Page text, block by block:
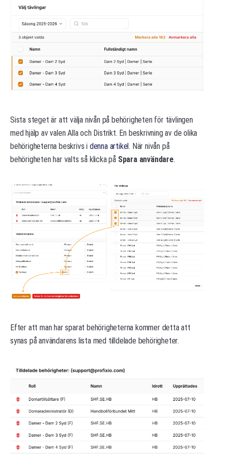
Sista steget är att välja nivån på behörigheten för tävlingen
med hjälp av valen Alla och Distrikt. En beskrivning av de olika
behörigheterna beskrivs i denna artikel. När nivån på
behörigheten har valts så klicka på Spara användare.
Efter att man har sparat behörigheterna kommer detta att
synas på användarens lista med tilldelade behörigheter.